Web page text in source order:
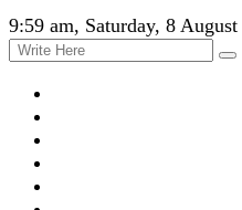
9:59 am, Saturday, 8